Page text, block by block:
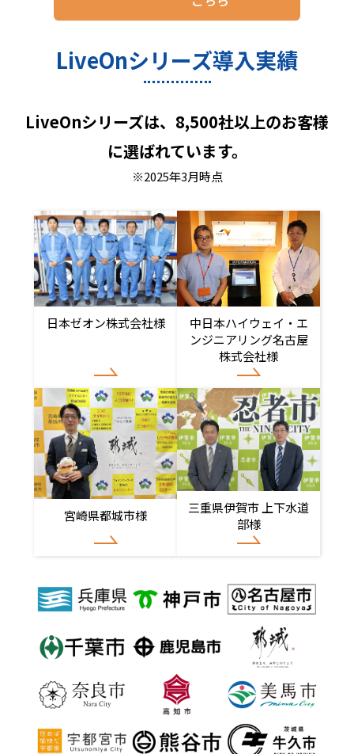
LiveOnシリーズ導入実績
LiveOnシリーズは、8,500社以上のお客様
に選ばれています。
※2025年3月時点
日本ゼオン株式会社様
中日本ハイウェイ・エ
ンジニアリング名古屋
株式会社様
宮崎県都城市様
三重県伊賀市 上下水道
部様